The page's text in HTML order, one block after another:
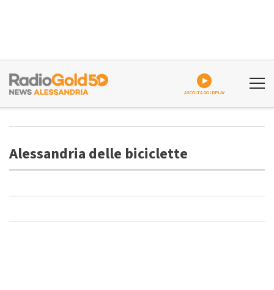
ASCOLTA GOLDPLAY
Alessandria delle biciclette